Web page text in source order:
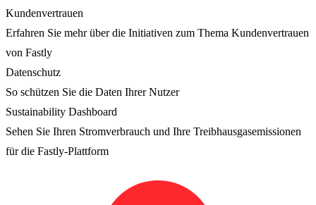
Kundenvertrauen
Erfahren Sie mehr über die Initiativen zum Thema Kundenvertrauen
von Fastly
Datenschutz
So schützen Sie die Daten Ihrer Nutzer
Sustainability Dashboard
Sehen Sie Ihren Stromverbrauch und Ihre Treibhausgasemissionen
für die Fastly-Plattform